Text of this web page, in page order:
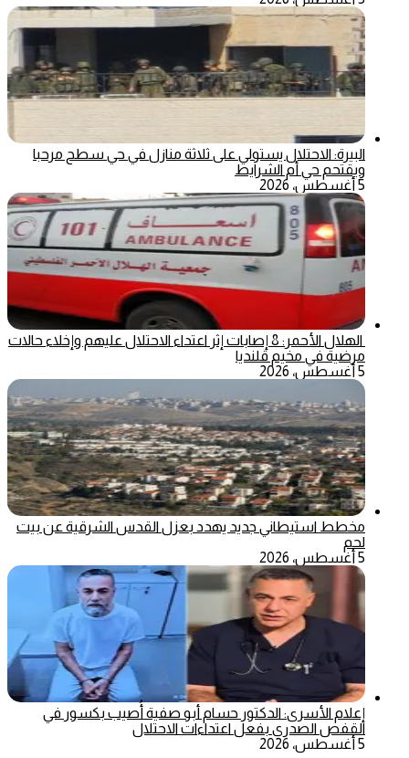
البيرة: الاحتلال يستولي على ثلاثة منازل في حي سطح مرحبا
ويقتحم حي أم الشرايط
5 أغسطس، 2026
الهلال الأحمر: 8 إصابات إثر اعتداء الاحتلال عليهم وإخلاء حالات
مرضية في مخيم قلنديا
5 أغسطس، 2026
مخطط استيطاني جديد يهدد بعزل القدس الشرقية عن بيت
لحم
5 أغسطس، 2026
إعلام الأسرى: الدكتور حسام أبو صفية أُصيب بكسور في
القفص الصدري بفعل اعتداءات الاحتلال
5 أغسطس، 2026